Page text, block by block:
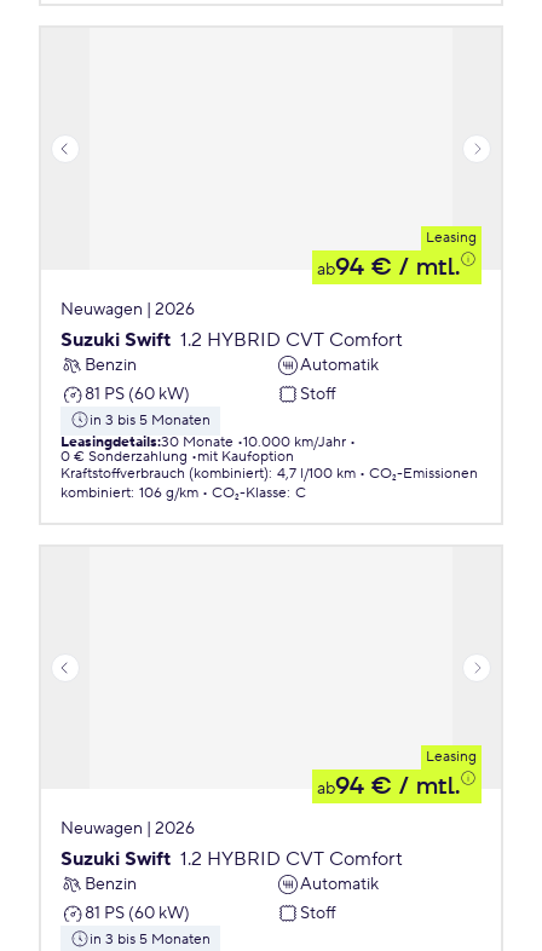
Leasing
ab94 € / mtl.
Neuwagen | 2026
Suzuki Swift 1.2 HYBRID CVT Comfort
Benzin
Automatik
81 PS (60 kW)
Stoff
in 3 bis 5 Monaten
Leasingdetails:30 Monate 10.000 km/Jahr
0 € Sonderzahlung
mit Kaufoption
Kraftstoffverbrauch (kombiniert): 4,7 l/100 km
CO₂-Emissionen
kombiniert: 106 g/km CO₂-Klasse: C
Leasing
ab94 € / mtl.
Neuwagen | 2026
Suzuki Swift 1.2 HYBRID CVT Comfort
Benzin
Automatik
81 PS (60 kW)
Stoff
in 3 bis 5 Monaten